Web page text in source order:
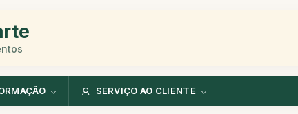
SERVIÇO AO CLIENTE